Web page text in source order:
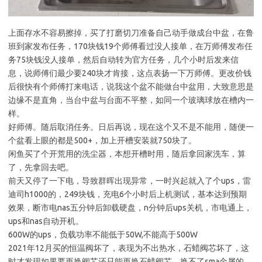
上面存水不容易擦掉，买了打磨切刀准备自己动手做成台中盆，在鲁
班到家发布任务，170块钱19个师傅看过没人接单，在万师傅发布任
务75块钱没人接单，然后自动转为官方任务，几个小时后发来信
息，说师傅们最少要240块才肯接，这点表扬一下万师傅。更改价钱
后很快有个师傅打来电话，说我这个盆不能做台中盆用，大致意思是
边缘不是直角，当台中盆与台面不平整，如同一个玻璃球放在槽内一
样。
好师傅。随后取消任务。日后再说，现在这个又不是不能用，随便一
个盆看上眼的都是500+，加上开槽安装就750块了。
闲鱼买了个开荒用的洗尘器，本想开槽时用，随后拿回家洗车，算
了，先拿回去吧。
前天又停了一下电，导致群晖出现异常，一时兴起就入了个ups，雷
迪司h1000的，249块钱，充电6个小时后上机测试，基本达到预期
效果，断市电nas五分钟后卸载硬盘，n分钟后ups关机，市电通上，
ups和nas自动开机。
600W的ups，负载功率不能低于50W,不能高于500W
2021年12月买的恒温阀坏了，表现为不出热水，石蜡阀芯坏了，这